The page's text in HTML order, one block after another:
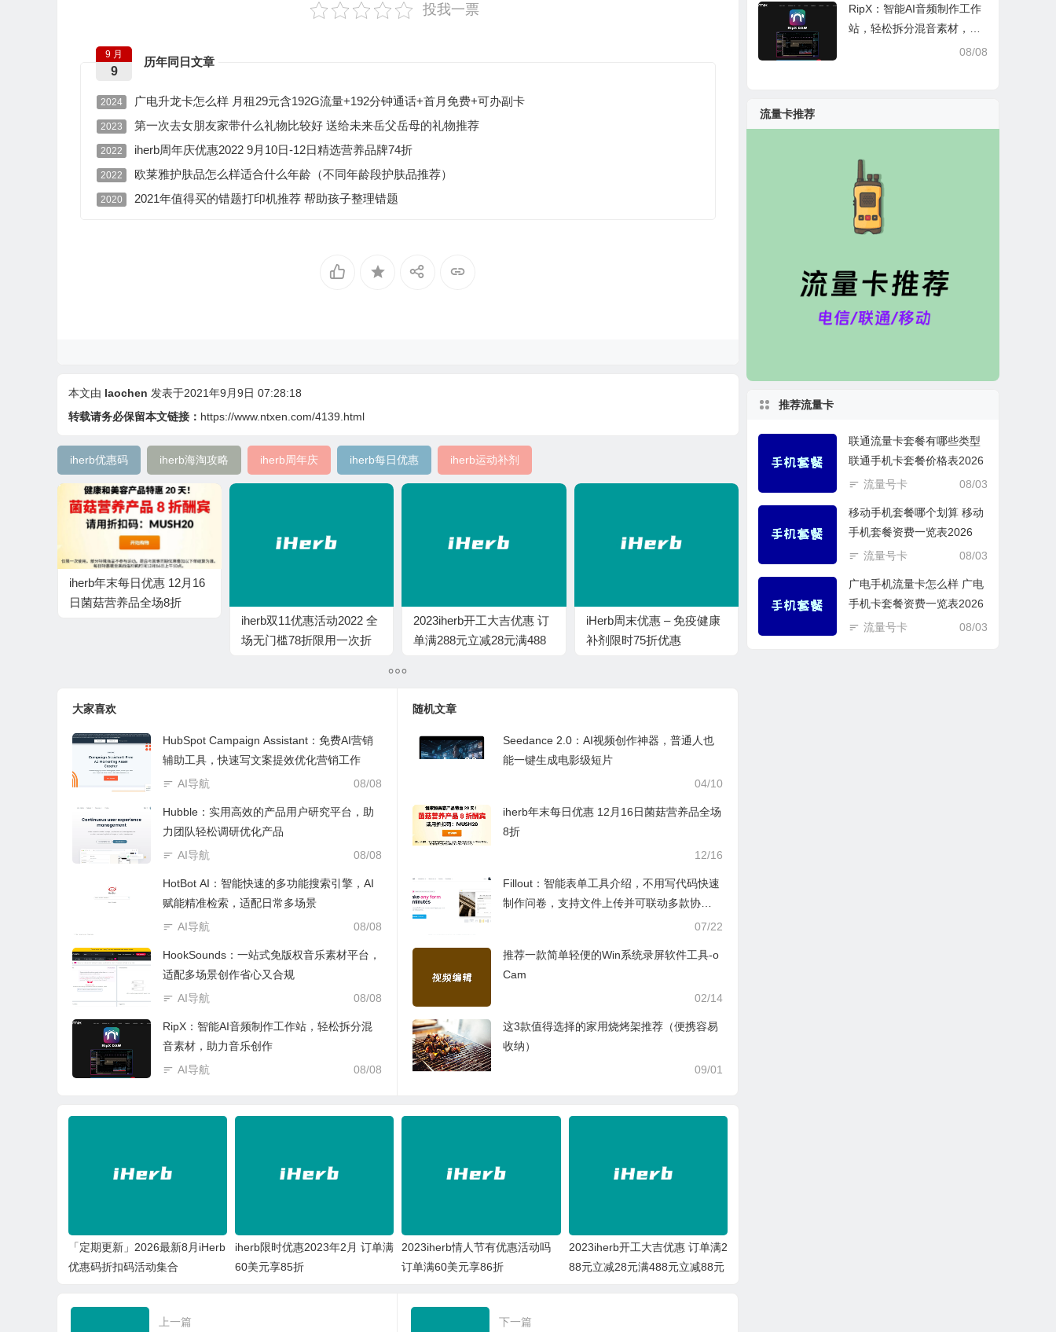
投我一票
历年同日文章
9 月
9
2024 广电升龙卡怎么样 月租29元含192G流量+192分钟通话+首月免费+可办副卡
2023 第一次去女朋友家带什么礼物比较好 送给未来岳父岳母的礼物推荐
2022 iherb周年庆优惠2022 9月10日-12日精选营养品牌74折
2022 欧莱雅护肤品怎么样适合什么年龄（不同年龄段护肤品推荐）
2020 2021年值得买的错题打印机推荐 帮助孩子整理错题
本文由 laochen 发表于2021年9月9日 07:28:18
转载请务必保留本文链接： https://www.ntxen.com/4139.html
iherb优惠码 iherb海淘攻略 iherb周年庆 iherb每日优惠 iherb运动补剂
iherb年末每日优惠 12月16
日菌菇营养品全场8折
iherb双11优惠活动2022 全
场无门槛78折限用一次折
2023iherb开工大吉优惠 订
单满288元立减28元满488
iHerb周末优惠 – 免疫健康
补剂限时75折优惠
大家喜欢
HubSpot Campaign Assistant：免费AI营销
辅助工具，快速写文案提效优化营销工作
08/08
AI导航
Hubble：实用高效的产品用户研究平台，助
力团队轻松调研优化产品
08/08
AI导航
HotBot AI：智能快速的多功能搜索引擎，AI
赋能精准检索，适配日常多场景
08/08
AI导航
HookSounds：一站式免版权音乐素材平台，
适配多场景创作省心又合规
08/08
AI导航
RipX：智能AI音频制作工作站，轻松拆分混
音素材，助力音乐创作
08/08
AI导航
随机文章
Seedance 2.0：AI视频创作神器，普通人也
能一键生成电影级短片
04/10
iherb年末每日优惠 12月16日菌菇营养品全场
8折
12/16
Fillout：智能表单工具介绍，不用写代码快速
制作问卷，支持文件上传并可联动多款协作
07/22
推荐一款简单轻便的Win系统录屏软件工具-o
Cam
02/14
这3款值得选择的家用烧烤架推荐（便携容易
收纳）
09/01
「定期更新」2026最新8月iHerb
优惠码折扣码活动集合
iherb限时优惠2023年2月 订单满
60美元享85折
2023iherb情人节有优惠活动吗
订单满60美元享86折
2023iherb开工大吉优惠 订单满2
88元立减28元满488元立减88元
上一篇 下一篇
RipX：智能AI音频制作工作
站，轻松拆分混音素材，助
08/08
流量卡推荐
推荐流量卡
联通流量卡套餐有哪些类型
联通手机卡套餐价格表2026
08/03
流量号卡
移动手机套餐哪个划算 移动
手机套餐资费一览表2026
08/03
流量号卡
广电手机流量卡怎么样 广电
手机卡套餐资费一览表2026
08/03
流量号卡